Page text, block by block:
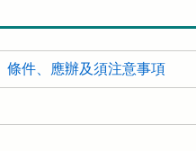
條件、應辦及須注意事項